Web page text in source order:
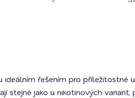
řešením pro příležitostné
stejné jako u nikotinových